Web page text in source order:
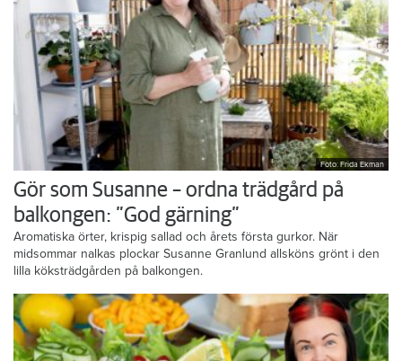
Foto: Frida Ekman
Gör som Susanne – ordna trädgård på
balkongen: ”God gärning”
Aromatiska örter, krispig sallad och årets första gurkor. När
midsommar nalkas plockar Susanne Granlund allsköns grönt i den
lilla köksträdgården på balkongen.